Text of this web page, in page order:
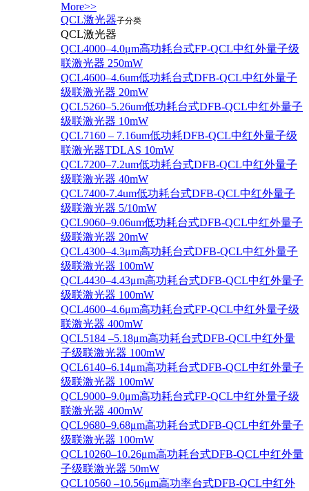
More>>
QCL激光器子分类
QCL激光器
QCL4000–4.0μm高功耗台式FP-QCL中红外量子级
联激光器 250mW
QCL4600–4.6um低功耗台式DFB-QCL中红外量子
级联激光器 20mW
QCL5260–5.26um低功耗台式DFB-QCL中红外量子
级联激光器 10mW
QCL7160 – 7.16um低功耗DFB-QCL中红外量子级
联激光器TDLAS 10mW
QCL7200–7.2um低功耗台式DFB-QCL中红外量子
级联激光器 40mW
QCL7400-7.4um低功耗台式DFB-QCL中红外量子
级联激光器 5/10mW
QCL9060–9.06um低功耗台式DFB-QCL中红外量子
级联激光器 20mW
QCL4300–4.3μm高功耗台式DFB-QCL中红外量子
级联激光器 100mW
QCL4430–4.43μm高功耗台式DFB-QCL中红外量子
级联激光器 100mW
QCL4600–4.6μm高功耗台式FP-QCL中红外量子级
联激光器 400mW
QCL5184 –5.18μm高功耗台式DFB-QCL中红外量
子级联激光器 100mW
QCL6140–6.14μm高功耗台式DFB-QCL中红外量子
级联激光器 100mW
QCL9000–9.0μm高功耗台式FP-QCL中红外量子级
联激光器 400mW
QCL9680–9.68μm高功耗台式DFB-QCL中红外量子
级联激光器 100mW
QCL10260–10.26μm高功耗台式DFB-QCL中红外量
子级联激光器 50mW
QCL10560 –10.56μm高功率台式DFB-QCL中红外